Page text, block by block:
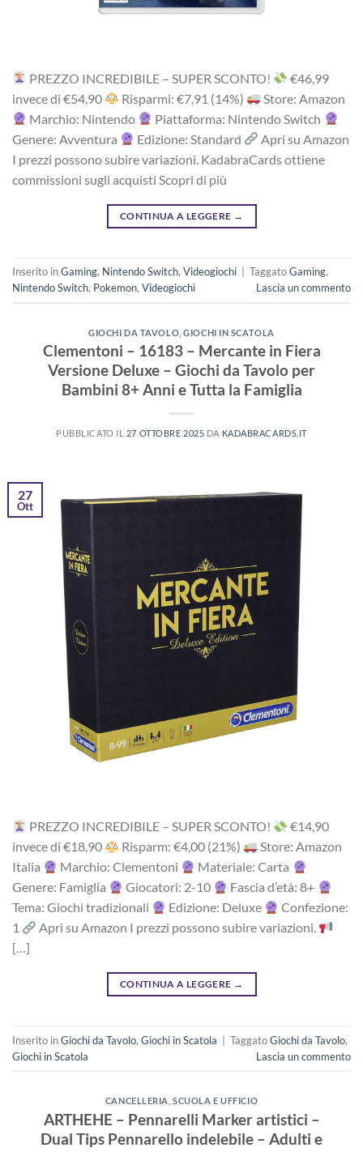
PREZZO INCREDIBILE – SUPER SCONTO!
‎€46,99‎
i‎nv‎ec‎e ‎di‎ €54,90
R‎is‎pa‎rm‎i: €7,91 (14%)
Store: Amazon
Marchio: Nintendo
Piattaforma: Nintendo Switch
Genere: Avventura
Edizione: Standard
Apri su Amazon
I prezzi possono subire variazioni. KadabraCards ottiene
commissioni sugli acquisti Scopri di più
CONTINUA A LEGGERE →
Inserito inGaming, Nintendo Switch, Videogiochi TaggatoGaming,
Nintendo Switch, Pokemon, Videogiochi Lascia un commento
GIOCHI DA TAVOLO ,GIOCHI IN SCATOLA
Clementoni – 16183 – Mercante in Fiera
Versione Deluxe – Giochi da Tavolo per
Bambini 8+ Anni e Tutta la Famiglia
PUBBLICATO IL 27 OTTOBRE 2025 DA KADABRACARDS.IT
27
Ott
PREZZO INCREDIBILE – SUPER SCONTO!
‎€14,90
i‎nv‎ec‎e ‎di‎ €18,90
R‎is‎pa‎rm‎: €4,00 (21%)
Store: Amazon
Italia
Marchio: Clementoni
Materiale: Carta
Genere: Famiglia
Giocatori: 2-10
Fascia d’età: 8+
Tema: Giochi tradizionali
Edizione: Deluxe
Confezione:
1
Apri su Amazon I prezzi possono subire variazioni.
[…]
CONTINUA A LEGGERE →
Inserito inGiochi da Tavolo, Giochi in Scatola TaggatoGiochi da Tavolo,
Giochi in Scatola
Lascia un commento
CANCELLERIA ,SCUOLA E UFFICIO
ARTHEHE – Pennarelli Marker artistici –
Dual Tips Pennarello indelebile – Adulti e